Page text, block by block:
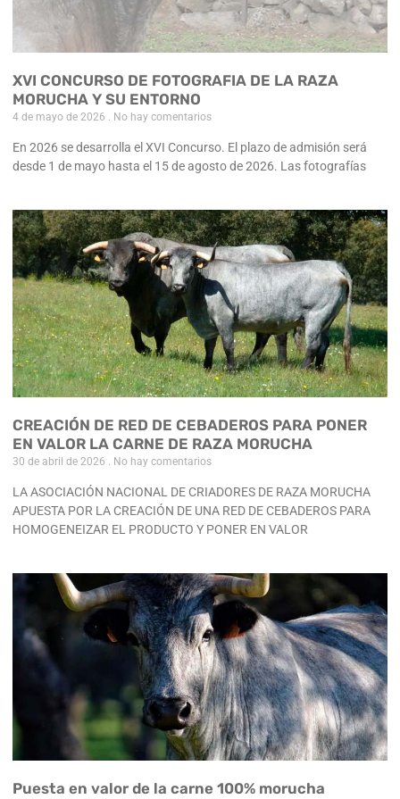
XVI CONCURSO DE FOTOGRAFIA DE LA RAZA
MORUCHA Y SU ENTORNO
4 de mayo de 2026 No hay comentarios
En 2026 se desarrolla el XVI Concurso. El plazo de admisión será
desde 1 de mayo hasta el 15 de agosto de 2026. Las fotografías
CREACIÓN DE RED DE CEBADEROS PARA PONER
EN VALOR LA CARNE DE RAZA MORUCHA
30 de abril de 2026 No hay comentarios
LA ASOCIACIÓN NACIONAL DE CRIADORES DE RAZA MORUCHA
APUESTA POR LA CREACIÓN DE UNA RED DE CEBADEROS PARA
HOMOGENEIZAR EL PRODUCTO Y PONER EN VALOR
Puesta en valor de la carne 100% morucha